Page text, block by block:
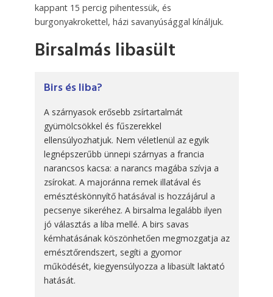
kappant 15 percig pihentessük, és
burgonyakrokettel, házi savanyúsággal kínáljuk.
Birsalmás libasült
Birs és liba?
A szárnyasok erősebb zsírtartalmát
gyümölcsökkel és fűszerekkel
ellensúlyozhatjuk. Nem véletlenül az egyik
legnépszerűbb ünnepi szárnyas a francia
narancsos kacsa: a narancs magába szívja a
zsírokat. A majoránna remek illatával és
emésztéskönnyítő hatásával is hozzájárul a
pecsenye sikeréhez. A birsalma legalább ilyen
jó választás a liba mellé. A birs savas
kémhatásának köszönhetően megmozgatja az
emésztőrendszert, segíti a gyomor
működését, kiegyensúlyozza a libasült laktató
hatását.